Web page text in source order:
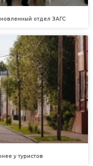
отдел ЗАГС
у туристов